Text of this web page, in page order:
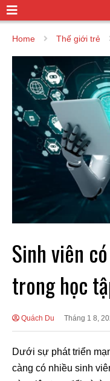
Home Thế giới trẻ
Sinh viên
trong học
Quách Du Tháng 1 8,
Dưới sự phát triển
càng có nhiều sinh